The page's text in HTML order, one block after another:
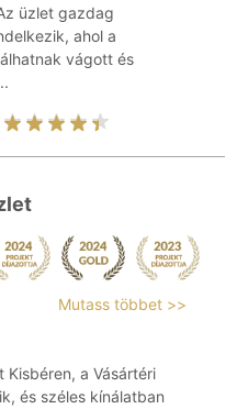
üzlet gazdag
ahol a
vágott és
Mutass többet >>
Kisbéren, a Vásártéri
és széles kínálatban